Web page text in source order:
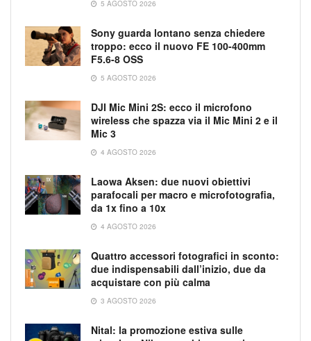
5 AGOSTO 2026
Sony guarda lontano senza chiedere
troppo: ecco il nuovo FE 100-400mm
F5.6-8 OSS
5 AGOSTO 2026
DJI Mic Mini 2S: ecco il microfono
wireless che spazza via il Mic Mini 2 e il
Mic 3
4 AGOSTO 2026
Laowa Aksen: due nuovi obiettivi
parafocali per macro e microfotografia,
da 1x fino a 10x
4 AGOSTO 2026
Quattro accessori fotografici in sconto:
due indispensabili dall’inizio, due da
acquistare con più calma
3 AGOSTO 2026
Nital: la promozione estiva sulle